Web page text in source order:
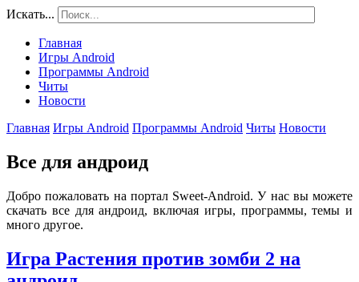
Искать...
Главная
Игры Android
Программы Android
Читы
Новости
Главная Игры Android Программы Android Читы Новости
Все для андроид
Добро пожаловать на портал Sweet-Android. У нас вы можете
скачать все для андроид, включая игры, программы, темы и
много другое.
Игра Растения против зомби 2 на